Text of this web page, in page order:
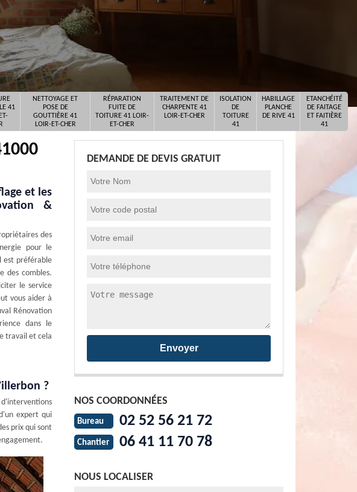
41
NETTOYAGE ET
POSE DE
GOUTTIÈRE 41
LOIR-ET-CHER
RÉPARATION
FUITE DE
TOITURE 41 LOIR-
ET-CHER
TRAITEMENT DE
CHARPENTE 41
LOIR-ET-CHER
ISOLATION
DE
TOITURE
41
HABILLAGE
PLANCHE
DE RIVE 41
ETANCHÉITÉ
DE FAITAGE
ET FAITIÈRE
41
et les
&
des
pour le
est préférable
des combles.
le service
vous aider à
Rénovation
dans le
travail et cela
?
d'interventions
expert qui
prix qui sont
DEMANDE DE DEVIS GRATUIT
NOS COORDONNÉES
Bureau 02 52 56 21 72
Chantier 06 41 11 70 78
NOUS LOCALISER